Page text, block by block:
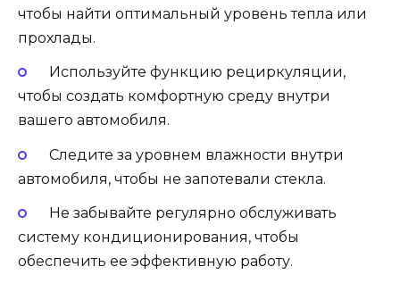
чтобы найти оптимальный уровень тепла или
прохлады.
Используйте функцию рециркуляции,
чтобы создать комфортную среду внутри
вашего автомобиля.
Следите за уровнем влажности внутри
автомобиля, чтобы не запотевали стекла.
Не забывайте регулярно обслуживать
систему кондиционирования, чтобы
обеспечить ее эффективную работу.